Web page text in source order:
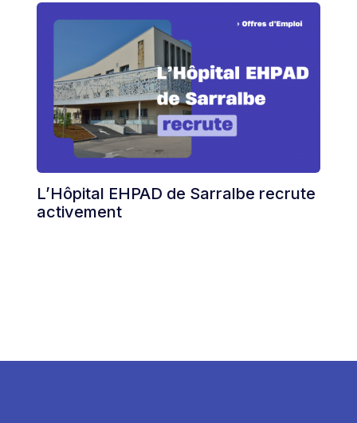
L’Hôpital EHPAD de Sarralbe recrute
activement